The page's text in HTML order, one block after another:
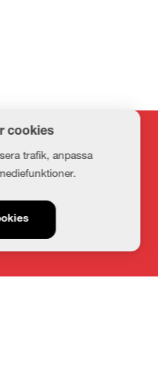
cookies
trafik, anpassa